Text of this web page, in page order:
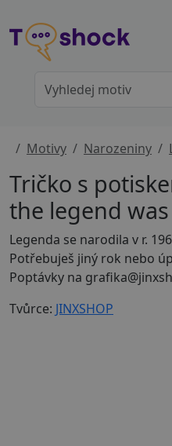
Motivy Narozeniny
Tričko s
the legend
Legenda se narodila v r.
Potřebuješ jiný rok nebo
Poptávky na
Tvůrce: JINXSHOP